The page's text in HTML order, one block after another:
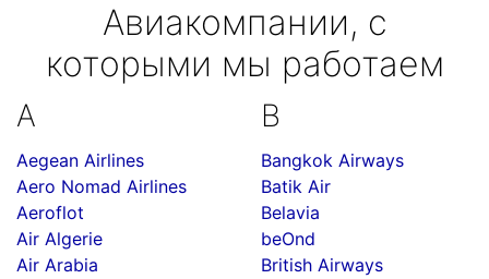
Авиакомпании, с
которыми мы работаем
A
Aegean Airlines
Aero Nomad Airlines
Aeroflot
Air Algerie
Air Arabia
B
Bangkok Airways
Batik Air
Belavia
beOnd
British Airways